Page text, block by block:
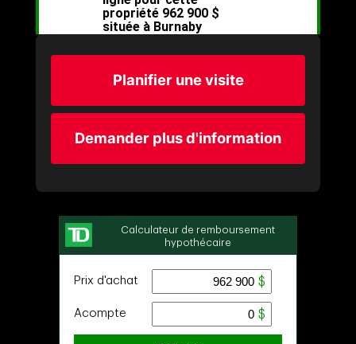
Planifier une visite
Demander plus d'information